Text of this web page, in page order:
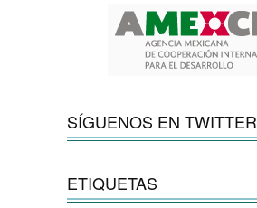
SÍGUENOS EN TWITTER
ETIQUETAS